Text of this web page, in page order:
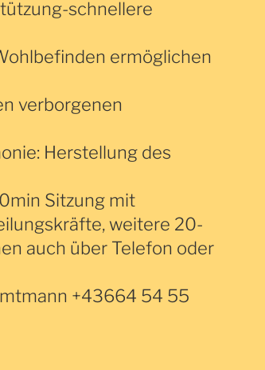
schnellere
ermöglichen
verborgenen
Herstellung des
Sitzung mit
weitere 20-
auch über Telefon oder
+43664 54 55